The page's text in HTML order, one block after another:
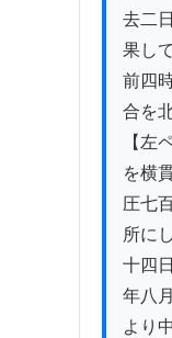
去二
果し
前四
合を
【左
を横
圧七
所に
十四
年八
より